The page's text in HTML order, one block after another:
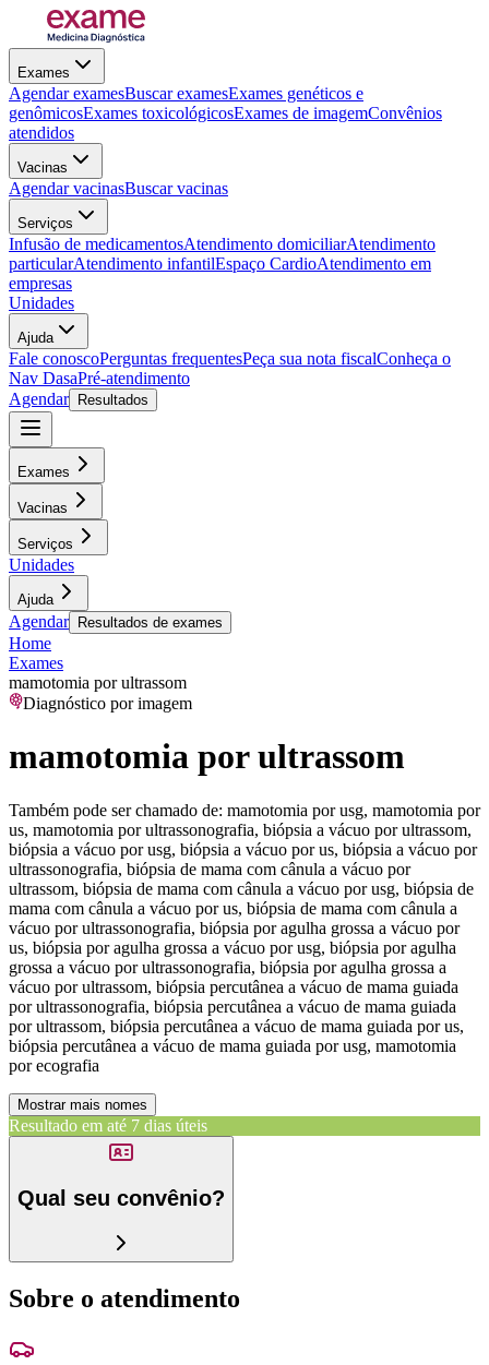
Exames
Agendar examesBuscar examesExames genéticos e
genômicosExames toxicológicosExames de imagemConvênios
atendidos
Vacinas
Agendar vacinasBuscar vacinas
Serviços
Infusão de medicamentosAtendimento domiciliarAtendimento
particularAtendimento infantilEspaço CardioAtendimento em
empresas
Unidades
Ajuda
Fale conoscoPerguntas frequentesPeça sua nota fiscalConheça o
Nav DasaPré-atendimento
Agendar
Resultados
Exames
Vacinas
Serviços
Unidades
Ajuda
Agendar Resultados de exames
Home
Exames
mamotomia por ultrassom
Diagnóstico por imagem
mamotomia por ultrassom
Também pode ser chamado de: mamotomia por usg, mamotomia por
us, mamotomia por ultrassonografia, biópsia a vácuo por ultrassom,
biópsia a vácuo por usg, biópsia a vácuo por us, biópsia a vácuo por
ultrassonografia, biópsia de mama com cânula a vácuo por
ultrassom, biópsia de mama com cânula a vácuo por usg, biópsia de
mama com cânula a vácuo por us, biópsia de mama com cânula a
vácuo por ultrassonografia, biópsia por agulha grossa a vácuo por
us, biópsia por agulha grossa a vácuo por usg, biópsia por agulha
grossa a vácuo por ultrassonografia, biópsia por agulha grossa a
vácuo por ultrassom, biópsia percutânea a vácuo de mama guiada
por ultrassonografia, biópsia percutânea a vácuo de mama guiada
por ultrassom, biópsia percutânea a vácuo de mama guiada por us,
biópsia percutânea a vácuo de mama guiada por usg, mamotomia
por ecografia
Mostrar mais nomes
Resultado em até 7 dias úteis
Qual seu convênio?
Sobre o atendimento